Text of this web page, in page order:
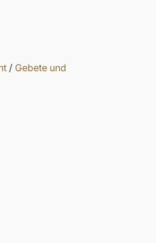
/ Gebete und